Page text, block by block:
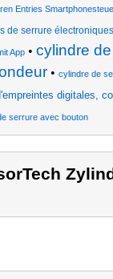
Entries
de serrure électroniques
App • cylindre
• cylindre de
digitales,
serrure avec bouton